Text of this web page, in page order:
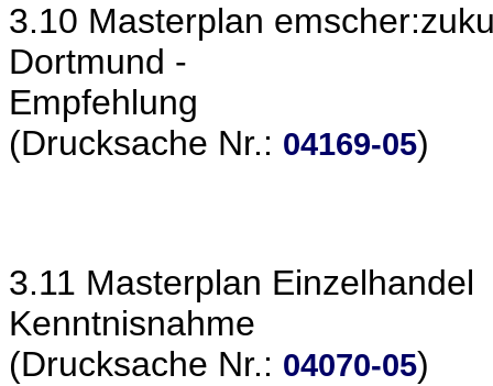
3.10 Masterplan
Dortmund -
Empfehlung
(Drucksache Nr.: 04169-05)
3.11 Masterplan Einzelhandel
Kenntnisnahme
(Drucksache Nr.: 04070-05)